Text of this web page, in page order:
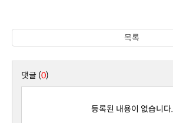
목록
댓글 (0)
등록된 내용이 없습니다.